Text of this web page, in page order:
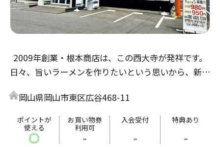
2009年創業・根本商店は、この西大寺が発祥です。
日々、旨いラーメンを作りたいという思いから、新た
メンです。
旨い・まずいと好みはありますが、皆様の評価を基に
これからも精進して参ります。
岡山県岡山市東区広谷468-11
ポイントが
使える
〇
お買い物券
利用可
-
入会受付
-
特典あり
-